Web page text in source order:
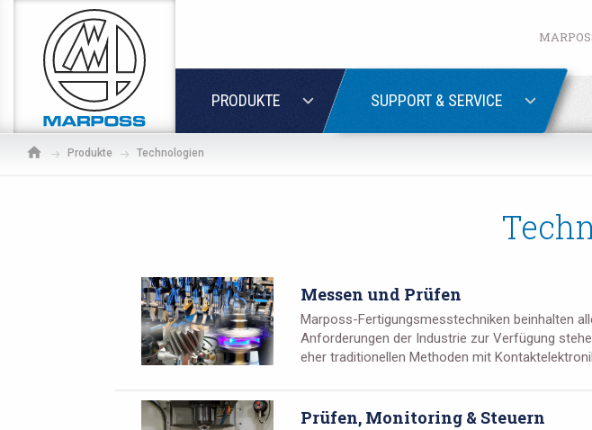
PRODUKTE SUPPORT & SERVICE
Produkte Technologien
Messen und Prüfen
Marposs-Fertigungsmesstechniken beinhalten
Anforderungen der Industrie zur Verfügung
eher traditionellen Methoden mit
Prüfen, Monitoring & Steuern
中文